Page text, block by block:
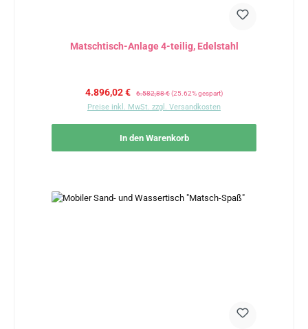
Matschtisch-Anlage 4-teilig, Edelstahl
Verkaufspreis:
4.896,02 € Regulärer Preis:
6.582,88 €(25.62% gespart)
Preise inkl. MwSt. zzgl. Versandkosten
In den Warenkorb